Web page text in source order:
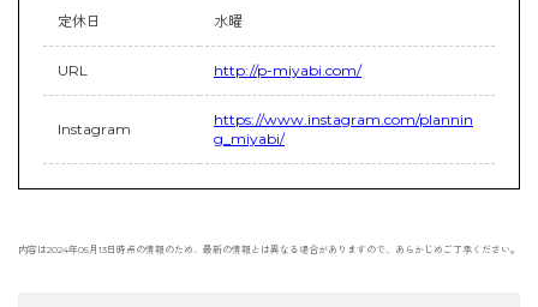
定休日 水曜
URL http://p-miyabi.com/
Instagram
https://www.instagram.com/plannin
g_miyabi/
内容は2024年05月13日時点の情報のため、最新の情報とは異なる場合がありますので、あらかじめご了承ください。